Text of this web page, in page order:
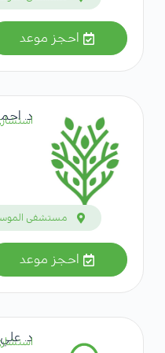
احجز موعد
د.
مستشفى
احجز موعد
د.